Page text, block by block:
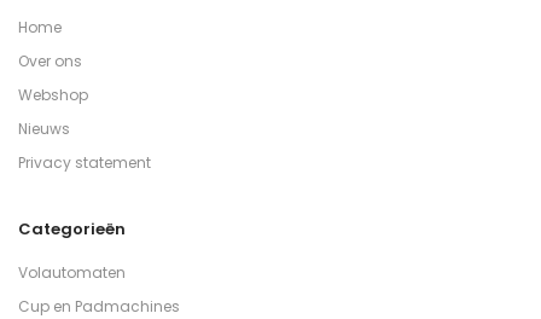
Home
Over ons
Webshop
Nieuws
Privacy statement
Categorieën
Volautomaten
Cup en Padmachines